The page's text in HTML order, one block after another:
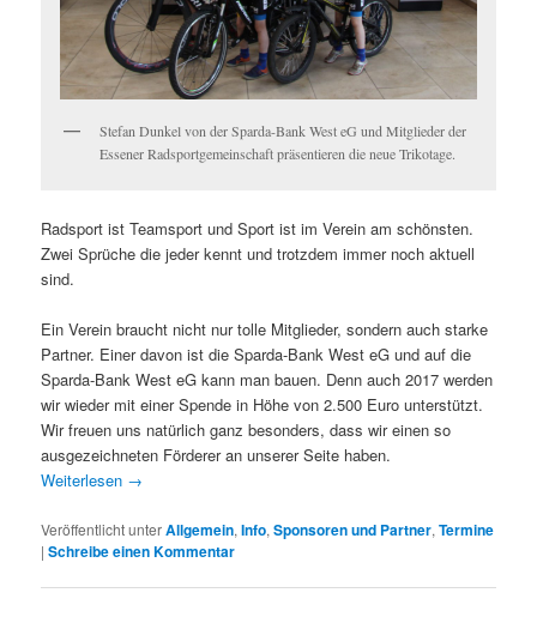
Stefan Dunkel von der Sparda-Bank West eG und Mitglieder der
Essener Radsportgemeinschaft präsentieren die neue Trikotage.
Radsport ist Teamsport und Sport ist im Verein am schönsten.
Zwei Sprüche die jeder kennt und trotzdem immer noch aktuell
sind.
Ein Verein braucht nicht nur tolle Mitglieder, sondern auch starke
Partner. Einer davon ist die Sparda-Bank West eG und auf die
Sparda-Bank West eG kann man bauen. Denn auch 2017 werden
wir wieder mit einer Spende in Höhe von 2.500 Euro unterstützt.
Wir freuen uns natürlich ganz besonders, dass wir einen so
ausgezeichneten Förderer an unserer Seite haben.
Weiterlesen →
Veröffentlicht unterAllgemein,Info,Sponsoren und Partner,Termine
|Schreibe einen Kommentar